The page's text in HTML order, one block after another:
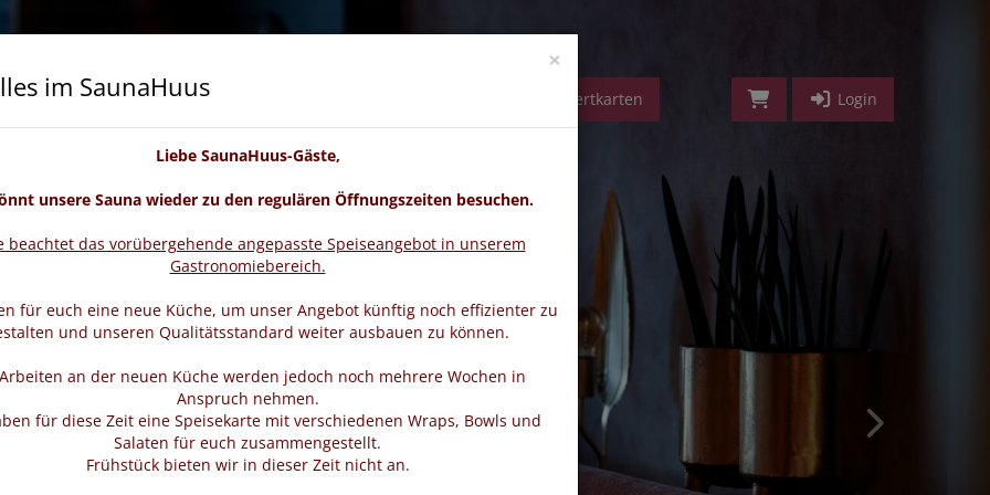
Wellness & Beauty Geldwertkarten Login
×
im SaunaHuus
Liebe SaunaHuus-Gäste,
unsere Sauna wieder zu den regulären Öffnungszeiten besuchen.
beachtet das vorübergehende angepasste Speiseangebot in unserem
Gastronomiebereich.
für euch eine neue Küche, um unser Angebot künftig noch effizienter zu
und unseren Qualitätsstandard weiter ausbauen zu können.
an der neuen Küche werden jedoch noch mehrere Wochen in
Anspruch nehmen.
für diese Zeit eine Speisekarte mit verschiedenen Wraps, Bowls und
Salaten für euch zusammengestellt.
Frühstück bieten wir in dieser Zeit nicht an.